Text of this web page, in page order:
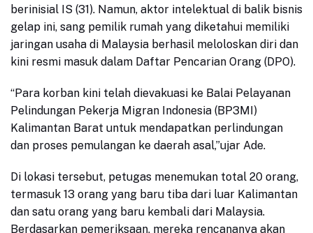
berinisial IS (31). Namun, aktor intelektual di balik bisnis
gelap ini, sang pemilik rumah yang diketahui memiliki
jaringan usaha di Malaysia berhasil meloloskan diri dan
kini resmi masuk dalam Daftar Pencarian Orang (DPO).
“Para korban kini telah dievakuasi ke Balai Pelayanan
Pelindungan Pekerja Migran Indonesia (BP3MI)
Kalimantan Barat untuk mendapatkan perlindungan
dan proses pemulangan ke daerah asal,”ujar Ade.
Di lokasi tersebut, petugas menemukan total 20 orang,
termasuk 13 orang yang baru tiba dari luar Kalimantan
dan satu orang yang baru kembali dari Malaysia.
Berdasarkan pemeriksaan, mereka rencananya akan